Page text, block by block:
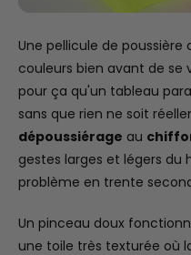
Une pellicule de poussière
couleurs bien avant de se
pour ça qu'un tableau
sans que rien ne soit
dépoussiérage au
gestes larges et légers du
problème en trente
Un pinceau doux
une toile très texturée où